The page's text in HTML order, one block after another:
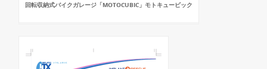
回転収納式バイクガレージ「MOTOCUBIC」モトキュービック